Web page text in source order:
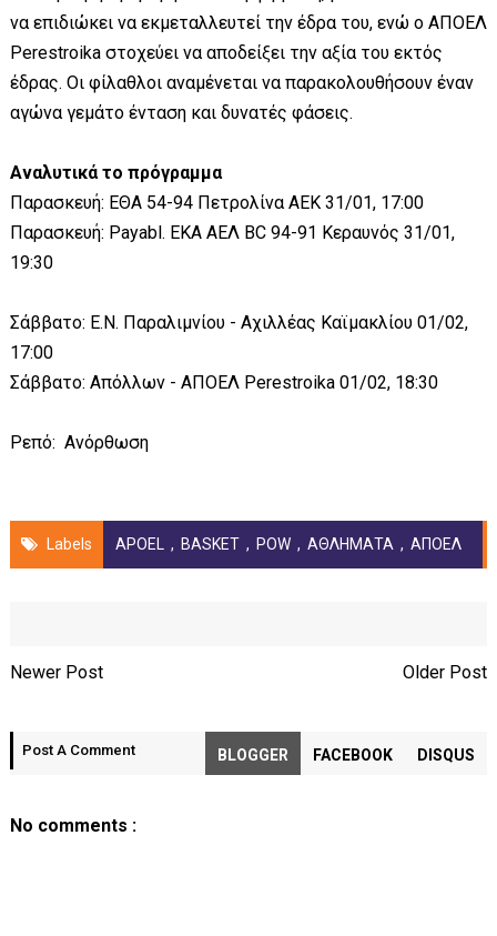
να επιδιώκει να εκμεταλλευτεί την έδρα του, ενώ ο ΑΠΟΕΛ
Perestroika στοχεύει να αποδείξει την αξία του εκτός
έδρας. Οι φίλαθλοι αναμένεται να παρακολουθήσουν έναν
αγώνα γεμάτο ένταση και δυνατές φάσεις.
Αναλυτικά το πρόγραμμα
Παρασκευή: ΕΘΑ 54-94 Πετρολίνα ΑΕΚ 31/01, 17:00
Παρασκευή: Payabl. ΕΚΑ ΑΕΛ BC 94-91 Κεραυνός 31/01,
19:30
Σάββατο: Ε.Ν. Παραλιμνίου - Αχιλλέας Καϊμακλίου 01/02,
17:00
Σάββατο: Απόλλων - ΑΠΟΕΛ Perestroika 01/02, 18:30
Ρεπό: Aνόρθωση
Labels APOEL , BASKET , POW , ΑΘΛΗΜΑΤΑ , ΑΠΟΕΛ
Newer Post Older Post
Post A Comment BLOGGER FACEBOOK DISQUS
No comments :